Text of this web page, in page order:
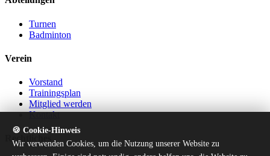
Turnen
Badminton
Verein
Vorstand
Trainingsplan
Mitglied werden
Kontakt
Rechtliches
🍪 Cookie-Hinweis
Wir verwenden Cookies, um die Nutzung unserer Website zu